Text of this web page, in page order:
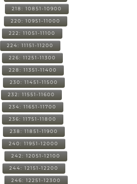
218: 10851-10900
220: 10951-11000
222: 11051-11100
224: 11151-11200
226: 11251-11300
228: 11351-11400
230: 11451-11500
232: 11551-11600
234: 11651-11700
236: 11751-11800
238: 11851-11900
240: 11951-12000
242: 12051-12100
244: 12151-12200
246: 12251-12300